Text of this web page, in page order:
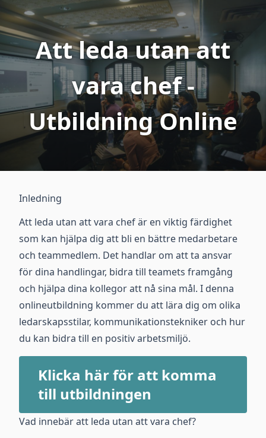
Att leda utan att
vara chef -
Utbildning Online
Inledning
Att leda utan att vara chef är en viktig färdighet
som kan hjälpa dig att bli en bättre medarbetare
och teammedlem. Det handlar om att ta ansvar
för dina handlingar, bidra till teamets framgång
och hjälpa dina kollegor att nå sina mål. I denna
onlineutbildning kommer du att lära dig om olika
ledarskapsstilar, kommunikationstekniker och hur
du kan bidra till en positiv arbetsmiljö.
Klicka här för att komma
till utbildningen
Vad innebär att leda utan att vara chef?